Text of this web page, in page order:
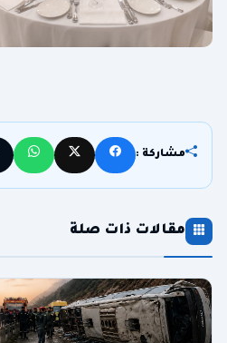
مشاركة :
مقالات ذات صلة